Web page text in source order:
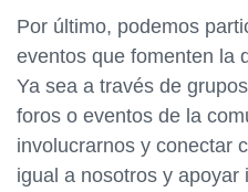
Por último, podemos
eventos que fomenten la
Ya sea a través de
foros o eventos de la
involucrarnos y conectar
igual a nosotros y